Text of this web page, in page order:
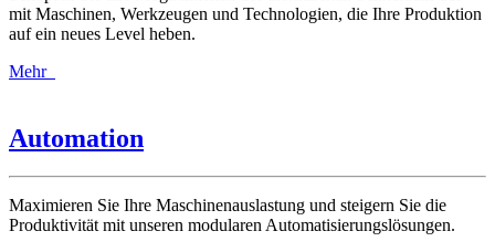
mit Maschinen, Werkzeugen und Technologien, die Ihre Produktion
auf ein neues Level heben.
Mehr
Automation
Maximieren Sie Ihre Maschinenauslastung und steigern Sie die
Produktivität mit unseren modularen Automatisierungslösungen.